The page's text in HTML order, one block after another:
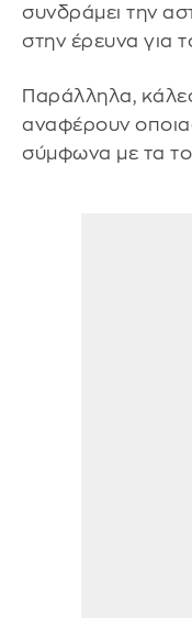
συνδράμει την
στην έρευνα για
Παράλληλα,
αναφέρουν
σύμφωνα με τα